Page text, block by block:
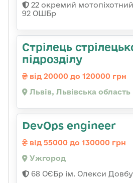
22 окремий
92 ОШБр
Стрілець
підрозділу
від 20000 до 120000 грн
Львів, Львівська область
DevOps engineer
від 55000 до 130000 грн
Ужгород
68 ОЄБр ім. Олекси